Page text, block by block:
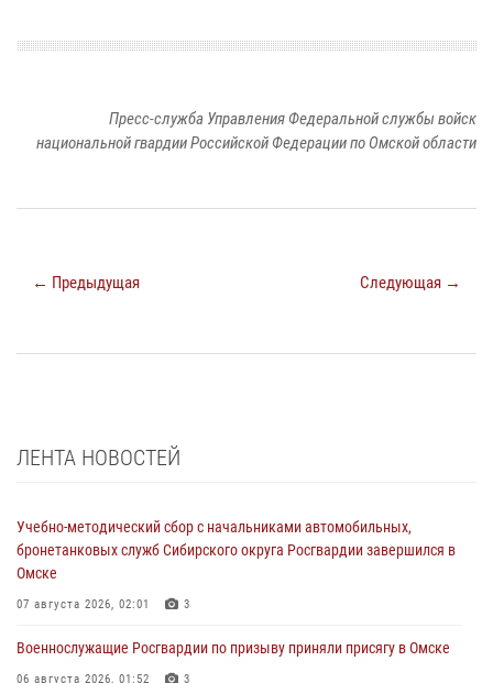
Пресс-служба Управления Федеральной службы войск
национальной гвардии Российской Федерации по Омской области
← Предыдущая Следующая →
ЛЕНТА НОВОСТЕЙ
Учебно-методический сбор с начальниками автомобильных,
бронетанковых служб Сибирского округа Росгвардии завершился в
Омске
07 августа 2026, 02:01 3
Военнослужащие Росгвардии по призыву приняли присягу в Омске
06 августа 2026, 01:52 3